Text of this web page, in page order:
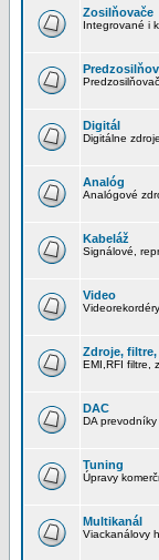
Zosilňovače
Integrované i
Digitál
Digitálne
Analóg
Analógové
Kabeláž
Signálové,
Video
Zdroje,
EMI,RFI filtre,
DAC
DA
Tuning
Úpravy
Multikanál
Viackanálovy